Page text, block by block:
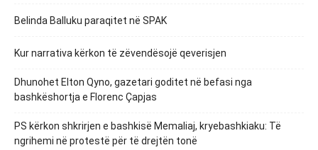
Belinda Balluku paraqitet në SPAK
Kur narrativa kërkon të zëvendësojë qeverisjen
Dhunohet Elton Qyno, gazetari goditet në befasi nga
bashkëshortja e Florenc Çapjas
PS kërkon shkrirjen e bashkisë Memaliaj, kryebashkiaku: Të
ngrihemi në protestë për të drejtën tonë